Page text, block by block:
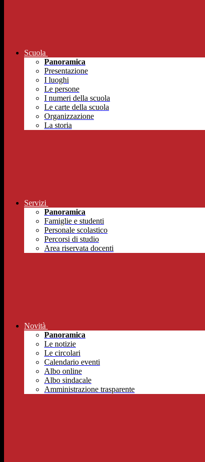
Scuola
Panoramica
Presentazione
I luoghi
Le persone
I numeri della scuola
Le carte della scuola
Organizzazione
La storia
Servizi
Panoramica
Famiglie e studenti
Personale scolastico
Percorsi di studio
Area riservata docenti
Novità
Panoramica
Le notizie
Le circolari
Calendario eventi
Albo online
Albo sindacale
Amministrazione trasparente